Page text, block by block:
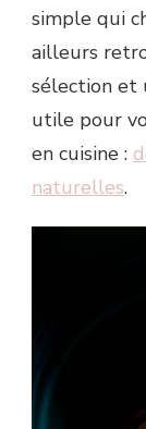
simple qui
ailleurs
sélection et
utile pour
en cuisine :
naturelles.